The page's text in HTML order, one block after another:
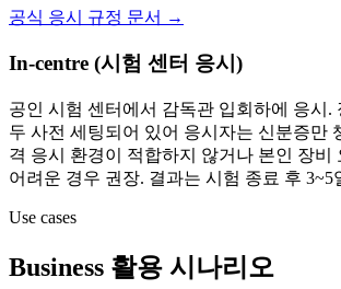
공식 응시 규정 문서 →
In-centre (시험 센터 응시)
공인 시험 센터에서 감독관 입회하에 응시.
두 사전 세팅되어 있어 응시자는 신분증만
격 응시 환경이 적합하지 않거나 본인 장비
어려운 경우 권장. 결과는 시험 종료 후 3~5
Use cases
Business 활용 시나리오